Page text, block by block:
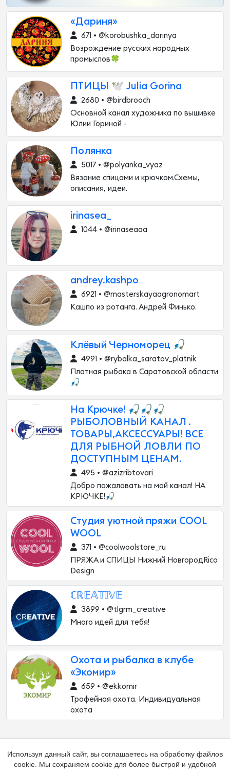
«Дариня»
671 • @korobushka_darinya
Возрождение русских народных
промыслов🍀
ПТИЦЫ 🕊 Julia Gorina
2680 • @birdbrooch
Основной канал художника по вышивке
Юлии Гориной -
Полянка
5017 • @polyanka_vyaz
Вязание спицами и крючком.Схемы,
описания, идеи.
irinasea_
1044 • @irinaseaaa
andrey.kashpo
6921 • @masterskayaagronomart
Кашпо из ротанга. Андрей Финько.
Клёвый Черноморец 🎣
4991 • @rybalka_saratov_platnik
Платная рыбака в Саратовской области
🎣
На Крючке! 🎣🎣🎣
РЫБОЛОВНЫЙ КАНАЛ .
ТОВАРЫ,АКСЕССУАРЫ! ВСЕ
ДЛЯ РЫБНОЙ ЛОВЛИ ПО
ДОСТУПНЫМ ЦЕНАМ.
495 • @azizribtovari
Добро пожаловать на мой канал! НА
КРЮЧКЕ!🎣
Студия уютной пряжи COOL
WOOL
371 • @coolwoolstore_ru
ПРЯЖА и СПИЦЫ Нижний НовгородRico
Design
ℂℝ𝔼𝔸𝕋𝕀𝕍𝔼
3899 • @tlgrm_creative
Много идей для тебя!
Охота и рыбалка в клубе
«Экомир»
659 • @ekkomir
Трофейная охота. Индивидуальная
охота
Используя данный сайт, вы соглашаетесь на обработку файлов
cookie. Мы сохраняем cookie для более быстрой и удобной